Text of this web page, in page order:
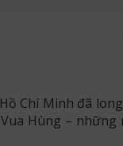
Chí Minh đã
Hùng – những